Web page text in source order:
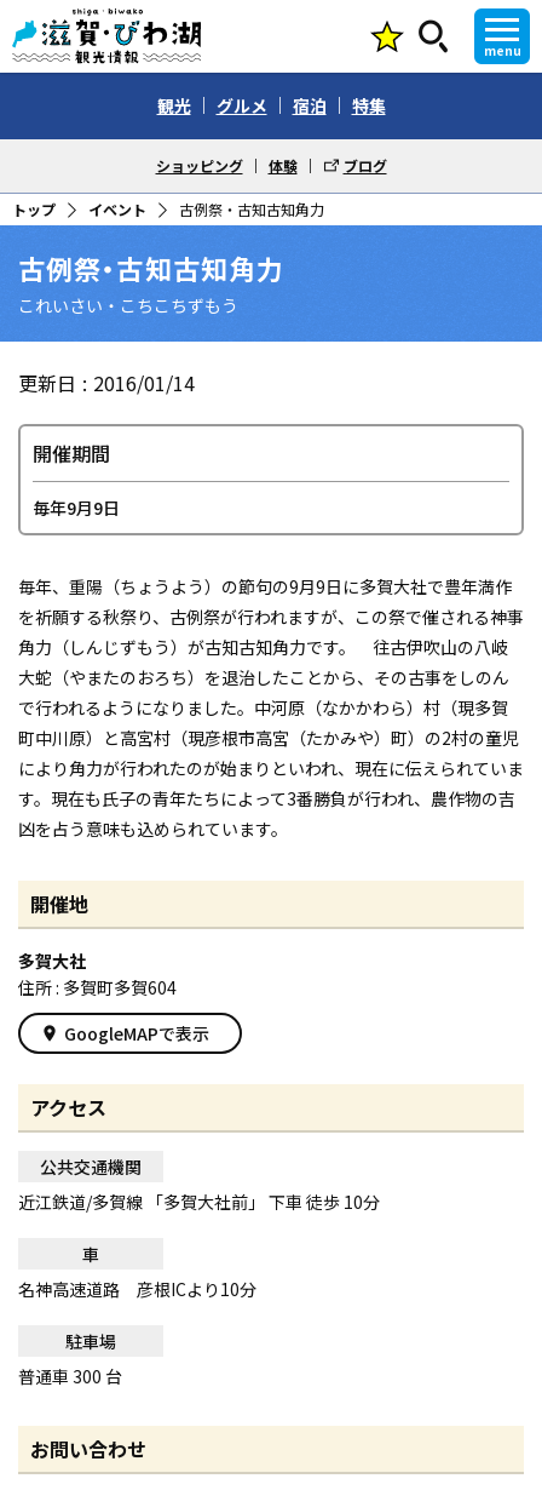
menu
観光 グルメ 宿泊 特集
ショッピング 体験 ブログ
トップ イベント 古例祭・古知古知角力
古例祭・古知古知角力
これいさい・こちこちずもう
更新日 2016/01/14
開催期間
毎年9月9日
毎年、重陽（ちょうよう）の節句の9月9日に多賀大社で豊年満作
を祈願する秋祭り、古例祭が行われますが、この祭で催される神事
角力（しんじずもう）が古知古知角力です。 往古伊吹山の八岐
大蛇（やまたのおろち）を退治したことから、その古事をしのん
で行われるようになりました。中河原（なかかわら）村（現多賀
町中川原）と高宮村（現彦根市高宮（たかみや）町）の2村の童児
により角力が行われたのが始まりといわれ、現在に伝えられていま
す。現在も氏子の青年たちによって3番勝負が行われ、農作物の吉
凶を占う意味も込められています。
開催地
多賀大社
住所 : 多賀町多賀604
place GoogleMAPで表示
アクセス
公共交通機関
近江鉄道/多賀線 「多賀大社前」 下車 徒歩 10分
車
名神高速道路 彦根ICより10分
駐車場
普通車 300 台
お問い合わせ